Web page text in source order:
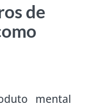
de
mental